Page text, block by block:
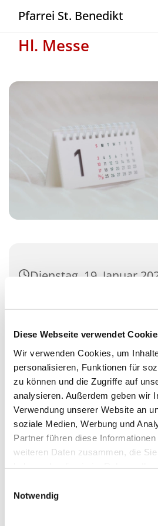
Diese Webseite verwendet
Wir verwenden Cookies, um
personalisieren, Funktionen für
zu können und die Zugriffe auf
analysieren. Außerdem geben wir
Verwendung unserer Website an
soziale Medien, Werbung und
Partner führen diese
weiteren Daten zusammen, die
Notwendig
Pfarrei St. Benedikt
Hl. Messe
Dienstag, 19. Januar
Kirche Mariä
Zossen